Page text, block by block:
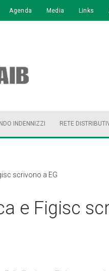
Agenda Media Links
INDENNIZZI RETE
scrivono a EG
e Figisc